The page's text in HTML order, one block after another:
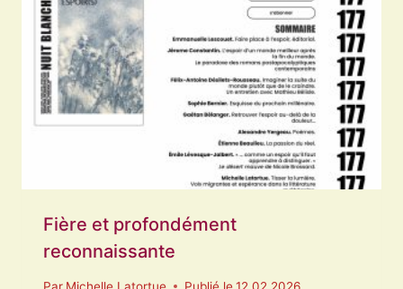
DANS
UN
QUÉBEC
ENCORE
INÉGALEMENT
REPRÉSENTATIF
Fière et profondément
reconnaissante